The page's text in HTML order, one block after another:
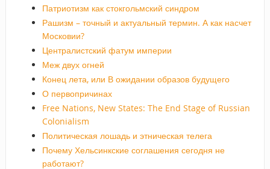
Патриотизм как стокгольмский синдром
Рашизм – точный и актуальный термин. А как насчет
Московии?
Централистский фатум империи
Меж двух огней
Конец лета, или В ожидании образов будущего
О первопричинах
Free Nations, New States: The End Stage of Russian
Colonialism
Политическая лошадь и этническая телега
Почему Хельсинкские соглашения сегодня не
работают?